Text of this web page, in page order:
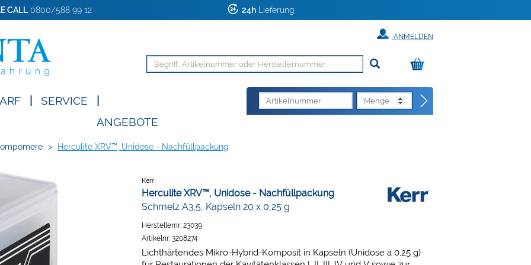
CALL0800/588 99 12 24h Lieferung
ANMELDEN
SERVICE
ANGEBOTE
> Herculite XRV™, Unidose - Nachfüllpackung
Kerr
Herculite XRV™, Unidose - Nachfüllpackung
Schmelz A3.5, Kapseln 20 x 0,25 g
Herstellernr: 23039
Artikelnr: 3208274
Lichthärtendes Mikro-Hybrid-Komposit in Kapseln (Unidose à 0,25 g)